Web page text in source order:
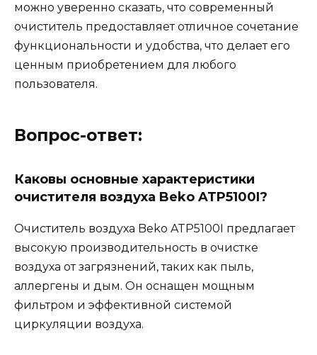
можно уверенно сказать, что современный
очиститель предоставляет отличное сочетание
функциональности и удобства, что делает его
ценным приобретением для любого
пользователя.
Вопрос-ответ:
Каковы основные характеристики
очистителя воздуха Beko ATP5100I?
Очиститель воздуха Beko ATP5100I предлагает
высокую производительность в очистке
воздуха от загрязнений, таких как пыль,
аллергены и дым. Он оснащен мощным
фильтром и эффективной системой
циркуляции воздуха.